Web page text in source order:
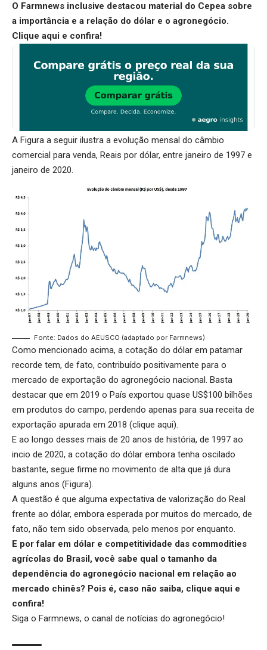
O Farmnews inclusive destacou material do Cepea sobre
a importância e a relação do dólar e o agronegócio.
Clique aqui e confira!
A Figura a seguir ilustra a evolução mensal do câmbio
comercial para venda, Reais por dólar, entre janeiro de 1997 e
janeiro de 2020.
Fonte: Dados do AEUSCO (adaptado por Farmnews)
Como mencionado acima, a cotação do dólar em patamar
recorde tem, de fato, contribuído positivamente para o
mercado de exportação do agronegócio nacional. Basta
destacar que em 2019 o País exportou quase US$100 bilhões
em produtos do campo, perdendo apenas para sua receita de
exportação apurada em 2018 (clique aqui).
E ao longo desses mais de 20 anos de história, de 1997 ao
incio de 2020, a cotação do dólar embora tenha oscilado
bastante, segue firme no movimento de alta que já dura
alguns anos (Figura).
A questão é que alguma expectativa de valorização do Real
frente ao dólar, embora esperada por muitos do mercado, de
fato, não tem sido observada, pelo menos por enquanto.
E por falar em dólar e competitividade das commodities
agrícolas do Brasil, você sabe qual o tamanho da
dependência do agronegócio nacional em relação ao
mercado chinês? Pois é, caso não saiba, clique aqui e
confira!
Siga o Farmnews, o canal de notícias do agronegócio!